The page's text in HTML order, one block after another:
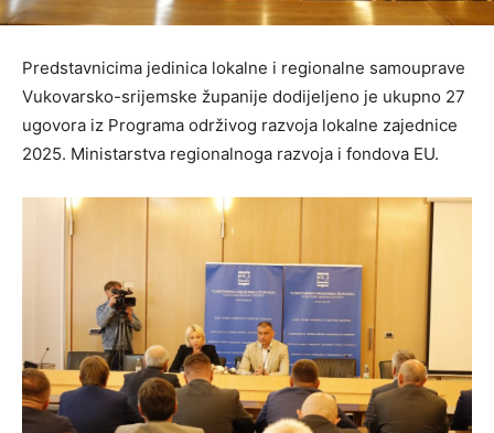
Predstavnicima jedinica lokalne i regionalne samouprave
Vukovarsko-srijemske županije dodijeljeno je ukupno 27
ugovora iz Programa održivog razvoja lokalne zajednice
2025. Ministarstva regionalnoga razvoja i fondova EU.